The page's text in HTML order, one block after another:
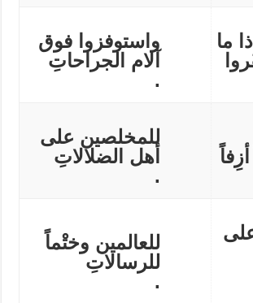
ما
واستوفزوا فوق
آلام الجراحاتِ
.
للمخلصين على
أهل الضلالاتِ
.
للعالمين وختْماً
للرسالاتِ
.